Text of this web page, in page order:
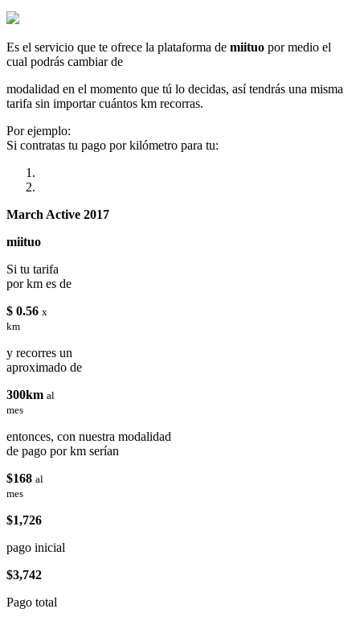
Es el servicio que te ofrece la plataforma de miituo por medio el
cual podrás cambiar de
modalidad en el momento que tú lo decidas, así tendrás una misma
tarifa sin importar cuántos km recorras.
Por ejemplo:
Si contratas tu pago por kilómetro para tu:
March Active 2017
miituo
Si tu tarifa
por km es de
$ 0.56 x
km
y recorres un
aproximado de
300km al
mes
entonces, con nuestra modalidad
de pago por km serían
$168 al
mes
$1,726
pago inicial
$3,742
Pago total